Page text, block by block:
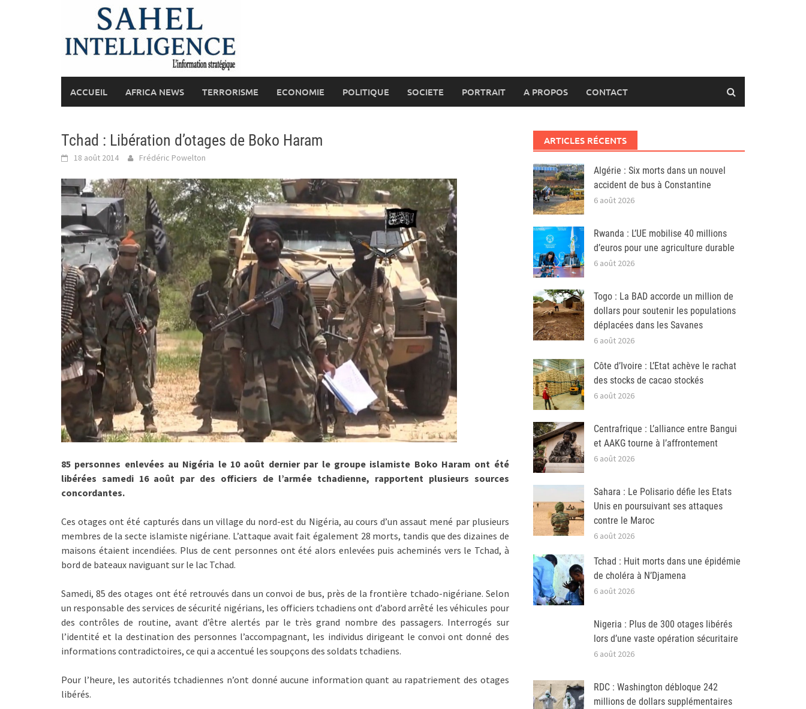
ACCUEIL AFRICA NEWS TERRORISME ECONOMIE POLITIQUE SOCIETE PORTRAIT A PROPOS CONTACT
Tchad : Libération d’otages de Boko Haram
18 août 2014 Frédéric Powelton
85 personnes enlevées au Nigéria le 10 août dernier par le groupe islamiste Boko Haram ont été
libérées samedi 16 août par des officiers de l’armée tchadienne, rapportent plusieurs sources
concordantes.
Ces otages ont été capturés dans un village du nord-est du Nigéria, au cours d’un assaut mené par plusieurs
membres de la secte islamiste nigériane. L’attaque avait fait également 28 morts, tandis que des dizaines de
maisons étaient incendiées. Plus de cent personnes ont été alors enlevées puis acheminés vers le Tchad, à
bord de bateaux naviguant sur le lac Tchad.
Samedi, 85 des otages ont été retrouvés dans un convoi de bus, près de la frontière tchado-nigériane. Selon
un responsable des services de sécurité nigérians, les officiers tchadiens ont d’abord arrêté les véhicules pour
des contrôles de routine, avant d’être alertés par le très grand nombre des passagers. Interrogés sur
l’identité et la destination des personnes l’accompagnant, les individus dirigeant le convoi ont donné des
informations contradictoires, ce qui a accentué les soupçons des soldats tchadiens.
Pour l’heure, les autorités tchadiennes n’ont donné aucune information quant au rapatriement des otages
libérés.
ARTICLES RÉCENTS
Algérie : Six morts dans un nouvel
accident de bus à Constantine
6 août 2026
Rwanda : L’UE mobilise 40 millions
d’euros pour une agriculture durable
6 août 2026
Togo : La BAD accorde un million de
dollars pour soutenir les populations
déplacées dans les Savanes
6 août 2026
Côte d’Ivoire : L’Etat achève le rachat
des stocks de cacao stockés
6 août 2026
Centrafrique : L’alliance entre Bangui
et AAKG tourne à l’affrontement
6 août 2026
Sahara : Le Polisario défie les Etats
Unis en poursuivant ses attaques
contre le Maroc
6 août 2026
Tchad : Huit morts dans une épidémie
de choléra à N’Djamena
6 août 2026
Nigeria : Plus de 300 otages libérés
lors d’une vaste opération sécuritaire
6 août 2026
RDC : Washington débloque 242
millions de dollars supplémentaires